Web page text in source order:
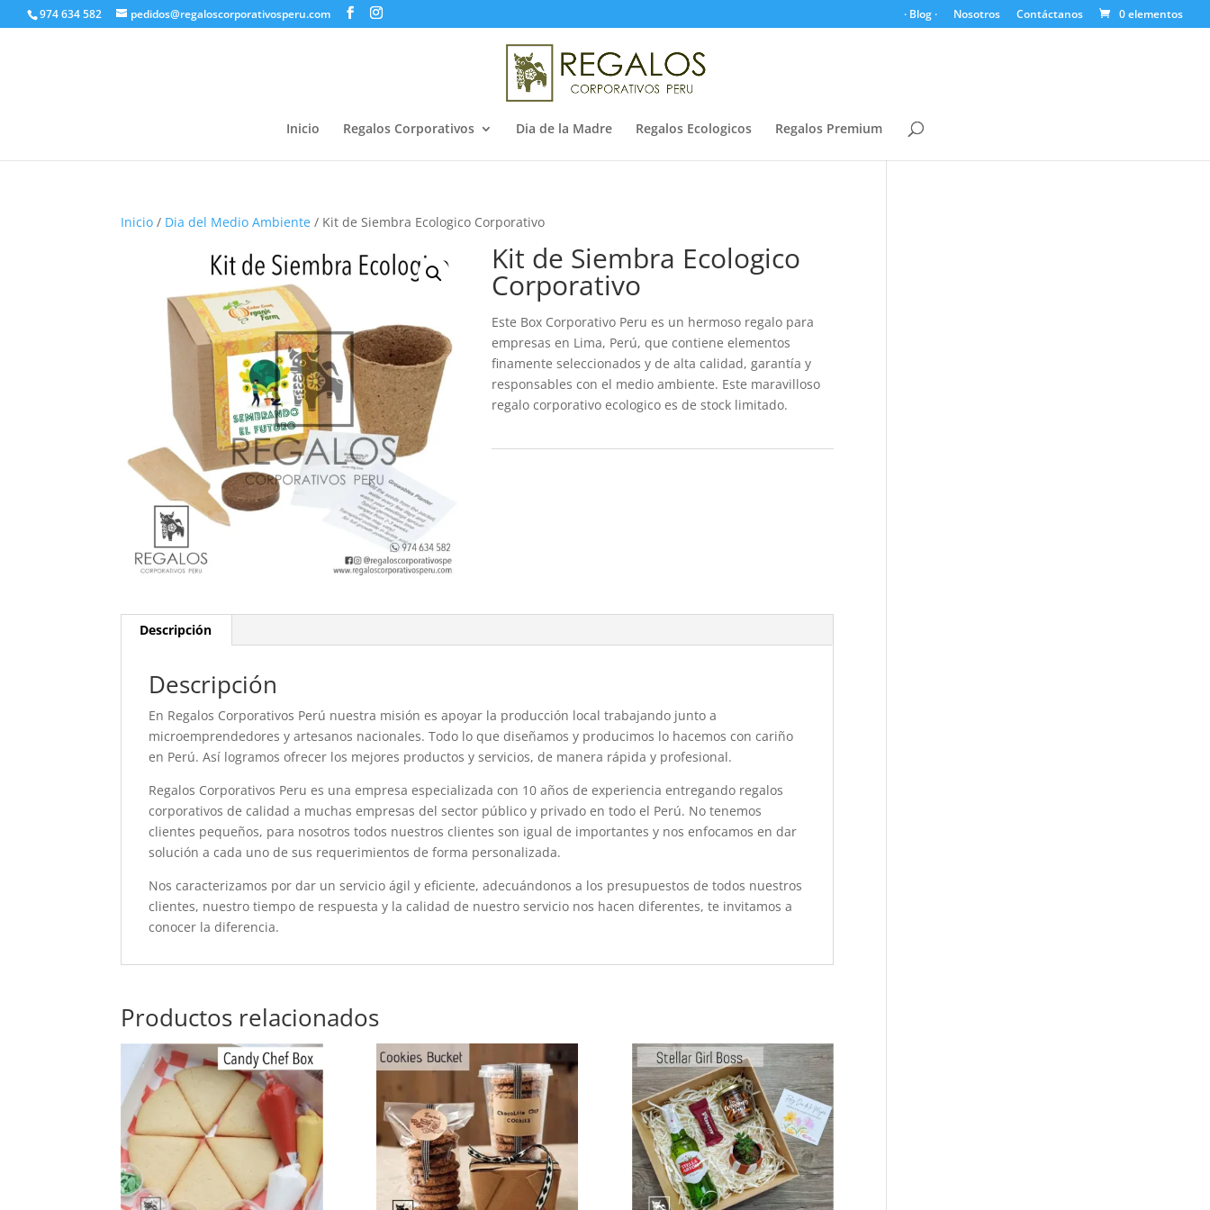
974 634 582 pedidos@regaloscorporativosperu.com · Blog · Nosotros Contáctanos 0 elementos
Inicio Regalos Corporativos Dia de la Madre Regalos Ecologicos Regalos Premium
Inicio / Dia del Medio Ambiente / Kit de Siembra Ecologico Corporativo
Kit de Siembra Ecologico
Corporativo
Este Box Corporativo Peru es un hermoso regalo para
empresas en Lima, Perú, que contiene elementos
finamente seleccionados y de alta calidad, garantía y
responsables con el medio ambiente. Este maravilloso
regalo corporativo ecologico es de stock limitado.
Descripción
Descripción
En Regalos Corporativos Perú nuestra misión es apoyar la producción local trabajando junto a
microemprendedores y artesanos nacionales. Todo lo que diseñamos y producimos lo hacemos con cariño
en Perú. Así logramos ofrecer los mejores productos y servicios, de manera rápida y profesional.
Regalos Corporativos Peru es una empresa especializada con 10 años de experiencia entregando regalos
corporativos de calidad a muchas empresas del sector público y privado en todo el Perú. No tenemos
clientes pequeños, para nosotros todos nuestros clientes son igual de importantes y nos enfocamos en dar
solución a cada uno de sus requerimientos de forma personalizada.
Nos caracterizamos por dar un servicio ágil y eficiente, adecuándonos a los presupuestos de todos nuestros
clientes, nuestro tiempo de respuesta y la calidad de nuestro servicio nos hacen diferentes, te invitamos a
conocer la diferencia.
Productos relacionados